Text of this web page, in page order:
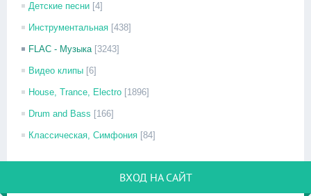
Детские песни [4]
Инструментальная [438]
FLAC - Музыка [3243]
Видео клипы [6]
House, Trance, Electro [1896]
Drum and Bass [166]
Классическая, Симфония [84]
ВХОД НА САЙТ